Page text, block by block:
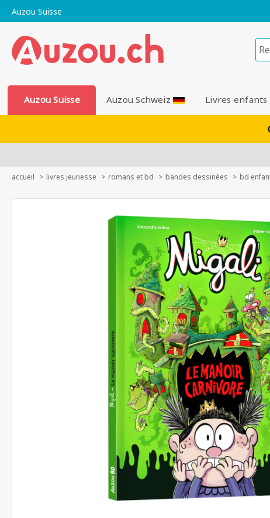
Auzou Suisse
Auzou Suisse Auzou Schweiz Livres enfants
accueil livres jeunesse romans et bd bandes dessinées bd